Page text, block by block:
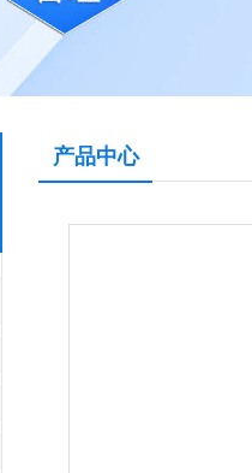
产品中心